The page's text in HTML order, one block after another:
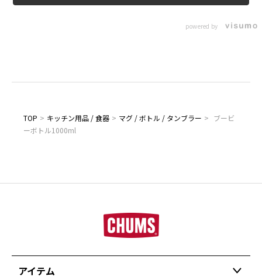
powered by
TOP > キッチン用品 / 食器 > マグ / ボトル / タンブラー > ブービ
ーボトル1000ml
アイテム